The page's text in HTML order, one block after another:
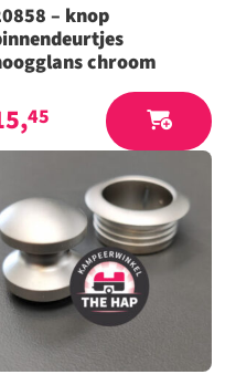
– knop
chroom
45